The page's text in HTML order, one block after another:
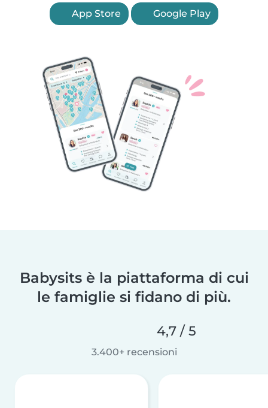
App Store Google Play
Babysits è la piattaforma di cui
le famiglie si fidano di più.
4,7 / 5
3.400+ recensioni